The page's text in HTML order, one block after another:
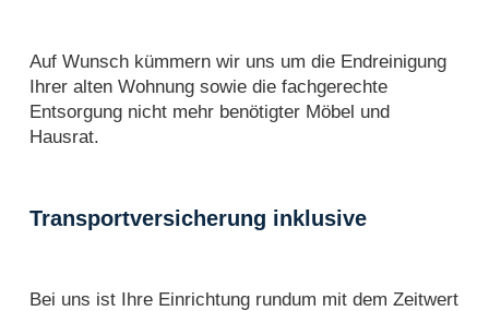
Auf Wunsch kümmern wir uns um die Endreinigung
Ihrer alten Wohnung sowie die fachgerechte
Entsorgung nicht mehr benötigter Möbel und
Hausrat.
Transportversicherung inklusive
Bei uns ist Ihre Einrichtung rundum mit dem Zeitwert